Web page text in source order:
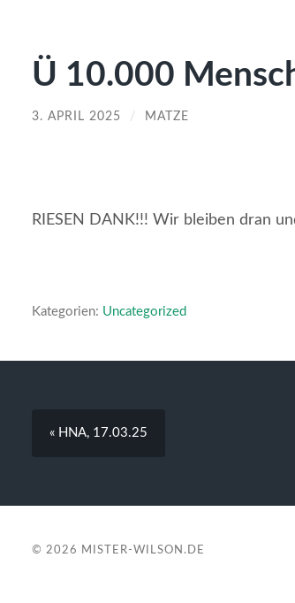
Ü 10.000
3. APRIL 2025 / MATZE
RIESEN DANK!!! Wir bleiben dran
Kategorien: Uncategorized
« HNA, 17.03.25
© 2026 MISTER-WILSON.DE